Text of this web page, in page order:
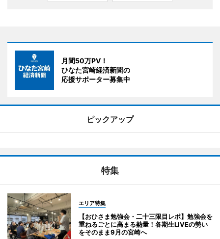
月間50万PV！
ひなた宮崎経済新聞の
応援サポーター募集中
ピックアップ
特集
エリア特集
【おひさま勉強会・二十三限目レポ】勉強会を
重ねるごとに高まる熱量！各期生LIVEの勢い
をそのまま9月の宮崎へ